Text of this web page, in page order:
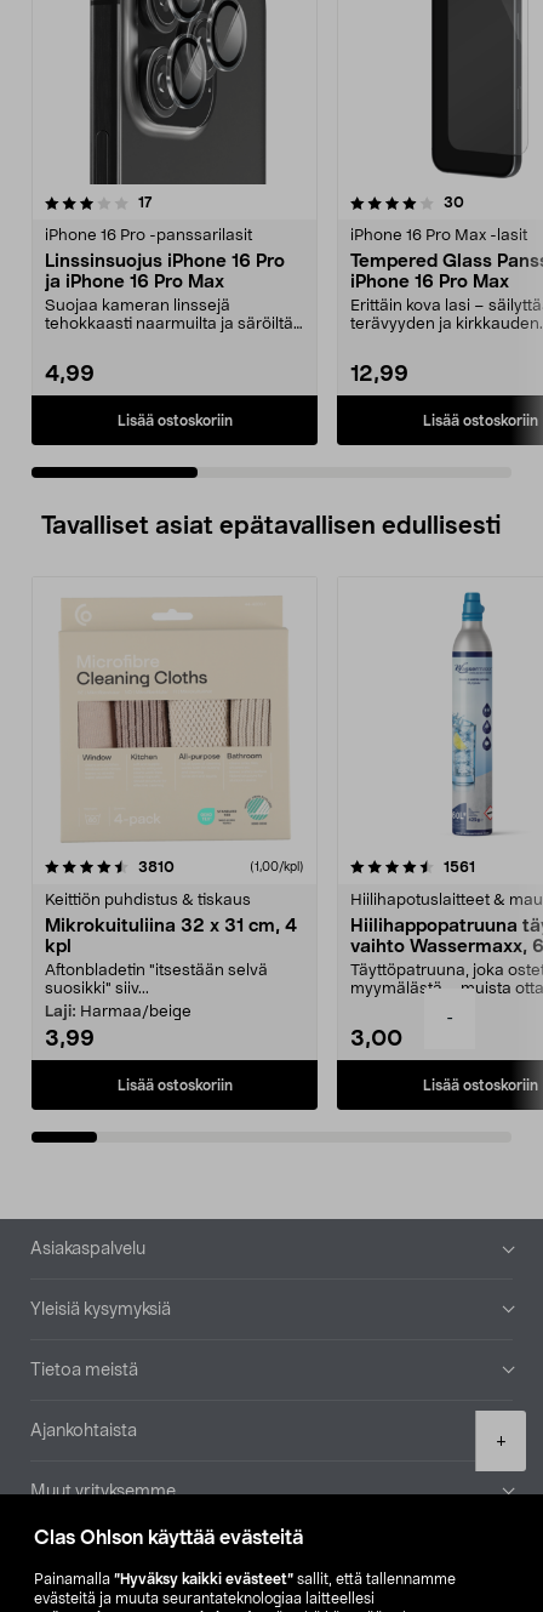
Clas Ohlson käyttää evästeitä
Painamalla ”Hyväksy kaikki evästeet” sallit, että tallennamme
evästeitä ja muuta seurantateknologiaa laitteellesi
-
+
17arvostelut
iPhone 16 Pro -panssarilasit
Linssinsuojus iPhone 16 Pro
ja iPhone 16 Pro Max
Suojaa kameran linssejä
tehokkaasti naarmuilta ja säröiltä.
4,99
Lisää ostoskoriin
4.0 viidestä
30arvostelut
iPhone 16 Pro Max -lasit
Tempered Glass
iPhone 16 Pro Max
Erittäin kova lasi –
terävyyden ja kirkkauden.
12,99
Lisää ostoskoriin
4.0 viidestä
Tavalliset asiat epätavallisen edullisesti
3810arvostelut (1,00/kpl)
Keittiön puhdistus & tiskaus
Mikrokuituliina 32 x 31 cm, 4
kpl
Aftonbladetin "itsestään selvä
suosikki" siiv...
Laji: Harmaa/beige
3,99
Lisää ostoskoriin
4.5viidestä
1561
Hiilihapotuslaitteet &
Hiilihappopatruuna
vaihto Wassermaxx,
Täyttöpatruuna, joka
myymälästä – muista
3,00
Lisää ostoskoriin
4.5viidestä
Alatunniste
Asiakaspalvelu
Yleisiä kysymyksiä
Tietoa meistä
Ajankohtaista
Muut yrityksemme
Etsi myymälä